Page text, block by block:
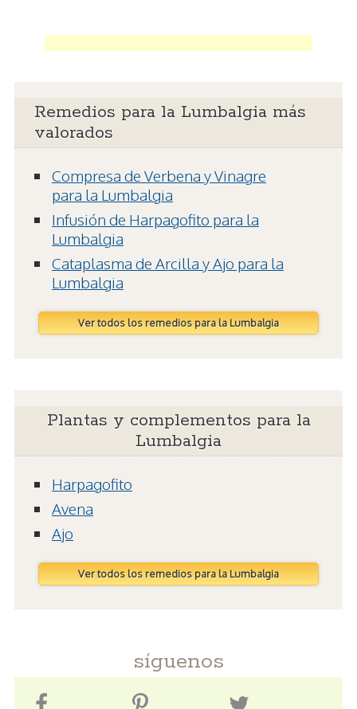
Remedios para la Lumbalgia más
valorados
Compresa de Verbena y Vinagre
para la Lumbalgia
Infusión de Harpagofito para la
Lumbalgia
Cataplasma de Arcilla y Ajo para la
Lumbalgia
Ver todos los remedios para la Lumbalgia
Plantas y complementos para la
Lumbalgia
Harpagofito
Avena
Ajo
Ver todos los remedios para la Lumbalgia
síguenos